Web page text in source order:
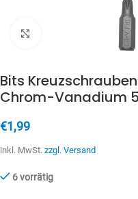
Zum Vergrößern anklicken
Bits
Chrom-Vanadium
€1,99
inkl. MwSt. zzgl. Versand
6 vorrätig